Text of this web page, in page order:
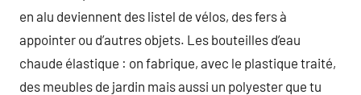
en alu deviennent des listel de vélos, des fers à
appointer ou d’autres objets. Les bouteilles d’eau
chaude élastique : on fabrique, avec le plastique traité,
des meubles de jardin mais aussi un polyester que tu